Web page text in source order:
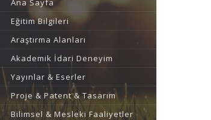
Ana Sayfa
Eğitim Bilgileri
Araştırma Alanları
Akademik İdari Deneyim
Yayınlar & Eserler
Proje & Patent & Tasarım
Bilimsel & Mesleki Faaliyetler